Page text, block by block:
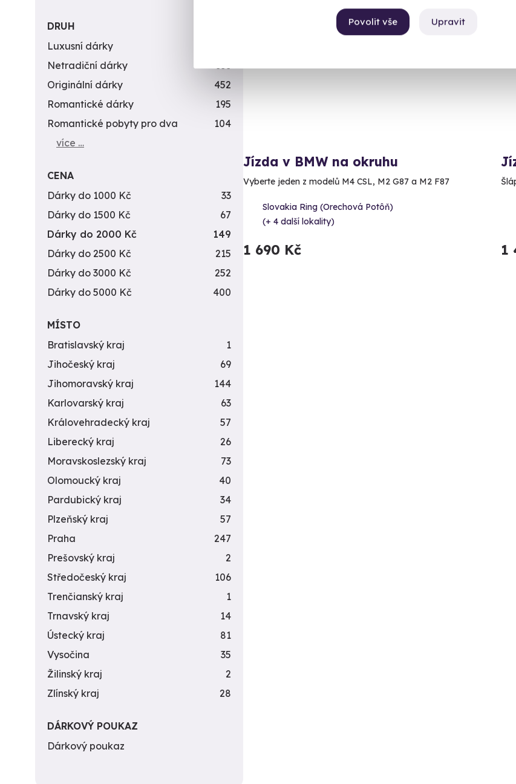
Upravit
Povolit vše
Volný termín už 14. 08. 2026
Jízda v BMW na okruhu
Vyberte jeden z modelů M4 CSL, M2 G87 a M2 F87
Slovakia Ring (Orechová Potôň)
(+ 4 další lokality)
1 690 Kč 1
DRUH
Luxusní dárky
Netradiční dárky
353
Originální dárky
452
Romantické dárky
195
Romantické pobyty pro dva
104
více …
CENA
Dárky do 1000 Kč
33
Dárky do 1500 Kč
67
Dárky do 2000 Kč
149
Dárky do 2500 Kč
215
Dárky do 3000 Kč
252
Dárky do 5000 Kč
400
MÍSTO
Bratislavský kraj
1
Jihočeský kraj
69
Jihomoravský kraj
144
Karlovarský kraj
63
Královehradecký kraj
57
Liberecký kraj
26
Moravskoslezský kraj
73
Olomoucký kraj
40
Pardubický kraj
34
Plzeňský kraj
57
Praha
247
Prešovský kraj
2
Středočeský kraj
106
Trenčianský kraj
1
Trnavský kraj
14
Ústecký kraj
81
Vysočina
35
Žilinský kraj
2
Zlínský kraj
28
DÁRKOVÝ POUKAZ
Dárkový poukaz